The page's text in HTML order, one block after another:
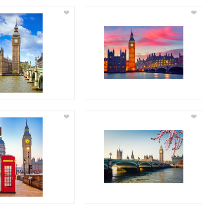
❤ ❤
❤ ❤